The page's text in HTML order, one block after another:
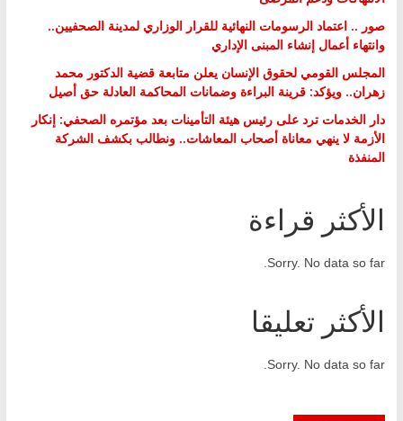
صور .. اعتماد الرسومات النهائية للقرار الوزاري لمدينة الصحفيين..
وانتهاء أعمال إنشاء المبنى الإداري
المجلس القومي لحقوق الإنسان يعلن متابعة قضية الدكتور محمد
زهران.. ويؤكد: قرينة البراءة وضمانات المحاكمة العادلة حق أصيل
دار الخدمات ترد على رئيس هيئة التأمينات بعد مؤتمره الصحفي: إنكار
الأزمة لا ينهي معاناة أصحاب المعاشات.. ونطالب بكشف الشركة
المنفذة
الأكثر قراءة
Sorry. No data so far.
الأكثر تعليقا
Sorry. No data so far.